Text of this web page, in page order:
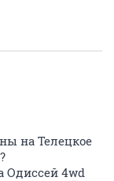
на Телецкое
Одиссей 4wd